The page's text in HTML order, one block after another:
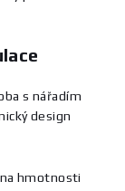
s nářadím
design
hmotnosti